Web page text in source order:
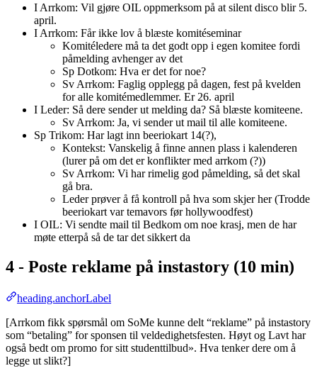
I Arrkom: Vil gjøre OIL oppmerksom på at silent disco blir 5.
april.
I Arrkom: Får ikke lov å blæste komitéseminar
Komitéledere må ta det godt opp i egen komitee fordi
påmelding avhenger av det
Sp Dotkom: Hva er det for noe?
Sv Arrkom: Faglig opplegg på dagen, fest på kvelden
for alle komitémedlemmer. Er 26. april
I Leder: Så dere sender ut melding da? Så blæste komiteene.
Sv Arrkom: Ja, vi sender ut mail til alle komiteene.
Sp Trikom: Har lagt inn beeriokart 14(?),
Kontekst: Vanskelig å finne annen plass i kalenderen
(lurer på om det er konflikter med arrkom (?))
Sv Arrkom: Vi har rimelig god påmelding, så det skal
gå bra.
Leder prøver å få kontroll på hva som skjer her (Trodde
beeriokart var temavors før hollywoodfest)
I OIL: Vi sendte mail til Bedkom om noe krasj, men de har
møte etterpå så de tar det sikkert da
4 - Poste reklame på instastory (10 min)
heading.anchorLabel
[Arrkom fikk spørsmål om SoMe kunne delt “reklame” på instastory
som “betaling” for sponsen til veldedighetsfesten. Høyt og Lavt har
også bedt om promo for sitt studenttilbud». Hva tenker dere om å
legge ut slikt?]